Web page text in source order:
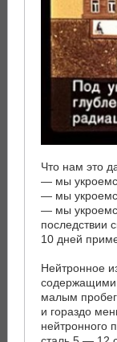
Что нам это
— мы
— мы
— мы
последствии
10 дней
Нейтронное
содержащими
малым
и гораздо
нейтронного